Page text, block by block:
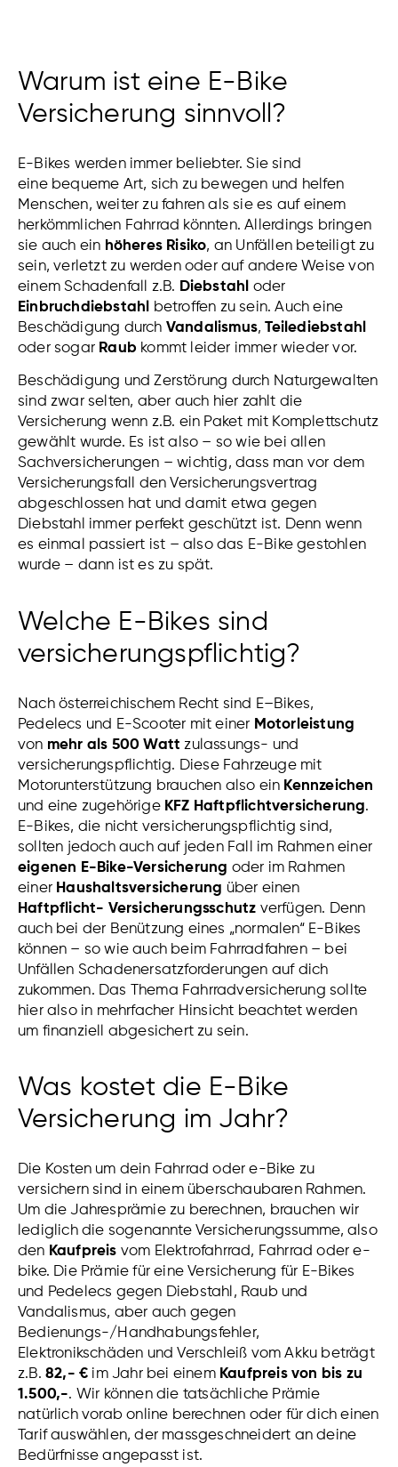
Warum ist eine E-Bike
Versicherung sinnvoll?
E-Bikes werden immer beliebter. Sie sind
einebequeme Art, sich zu bewegen und helfen
Menschen, weiter zufahren al s siees aufeinem
herkömm lichen Fahrrad könnten. All erd ings bringen
sie auch ein höheres Risiko, an Unfällen beteil igt zu
sein, verletztzu werden oder auf andere Weise von
einem Schadenfall z.B. Diebstahl oder
Einbruchdiebstahl
betroffen zu sein. Auch eine
Beschädigung durch Vandalismus,Teilediebstahl
oder sogar Raub kommt leider immer wieder vor.
Beschädigung und Zerstörung durch Naturgewalten
sind zwar selten, aber auch hier zahlt die
Versicherung wenn z.B. ein Paket mit Komplettschutz
gewählt wurde. Es ist also – so wie bei allen
Sachversicherungen – wichtig, dass man vor dem
Versicherungsfall den Versicherungsvertrag
abgeschlossen hat und damit etwa gegen
Diebstahl immer perfekt geschützt ist. Denn wenn
es einmal passiert ist – also das E-Bike gestohlen
wurde – dann ist es zu spät.
Welche E-Bikes sind
versicherungspflichtig?
Nachösterreichischem Recht sind E–Bikes,
Pedelecs und E-Scooter mit einer Motor leistung
von mehr als 500 Watt zulassungs- und
versicherungspfl ichtig. Diese Fahrzeuge mit
Motorunterstützung brauchen also ein Kennzeichen
und eine zugehörige KFZ Haftpflichtversicherung.
E-Bikes, die nicht versicherungspflichtig sind,
sollten jedoch auch auf jeden Fall im Rahmen einer
eigenen E-Bike-Versicherung oder im Rahmen
einer Haushaltsversicherung über einen
Haftpflicht- Versicherungsschutz verfügen. Denn
auch bei der Benützung eines „normalen“ E-Bikes
können – so wie auch beim Fahrradfahren – bei
Unfällen Schadenersatzforderungen auf dich
zukommen. Das Thema Fahrradversicherung sollte
hier also in mehrfacher Hinsicht beachtet werden
um finanziell abgesichert zu sein.
Was kostet die E-Bike
Versicherung im Jahr?
Die Kosten um dein Fahrrad oder e-Bike zu
versichern sind in einem überschaubaren Rahmen.
Um die Jahresprämie zu berechnen, brauchen wir
lediglich die sogenannte Versicherungssumme, also
den Kaufpreis vom Elektrofahrrad, Fahrrad oder e-
bike. Die Prämie für eine Versicherung für E-Bikes
und Pedelecs gegen Diebstahl, Raub und
Vandalismus, aber auch gegen
Bedienungs-/Handhabungsfehler,
Elektronikschäden und Verschleiß vom Akku beträgt
z.B. 82,- € im Jahr bei einem Kaufpreis von bis zu
1.500,-. Wir können die tatsächliche Prämie
natürlich vorab online berechnen oder für dich einen
Tarif auswählen, der massgeschneidert an deine
Bedürfnisse angepasst ist.